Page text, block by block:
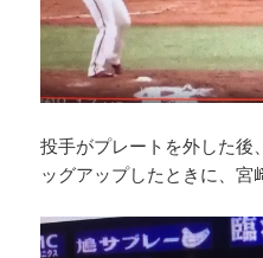
投手がプレートを外した後
ッグアップしたときに、宮